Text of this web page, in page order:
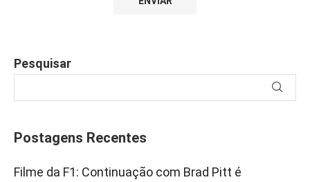
Pesquisar
Postagens Recentes
Filme da F1: Continuação com Brad Pitt é